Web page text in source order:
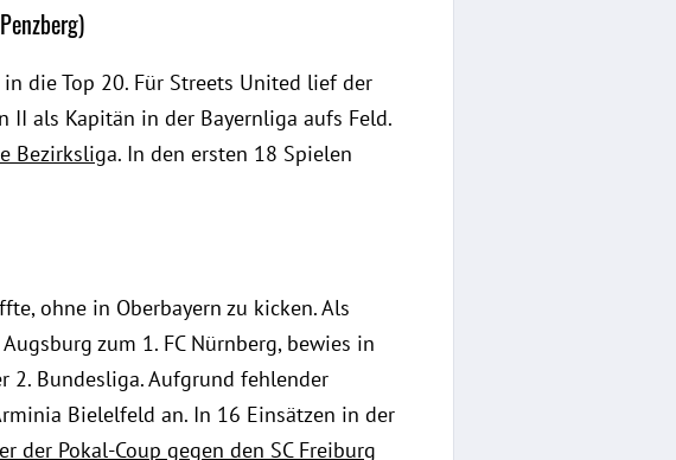
die Top 20. Für Streets United lief der
II als Kapitän in der Bayernliga aufs Feld.
Bezirksliga. In den ersten 18 Spielen
ohne in Oberbayern zu kicken. Als
zum 1. FC Nürnberg, bewies in
2. Bundesliga. Aufgrund fehlender
Bielelfeld an. In 16 Einsätzen in der
der Pokal-Coup gegen den SC Freiburg